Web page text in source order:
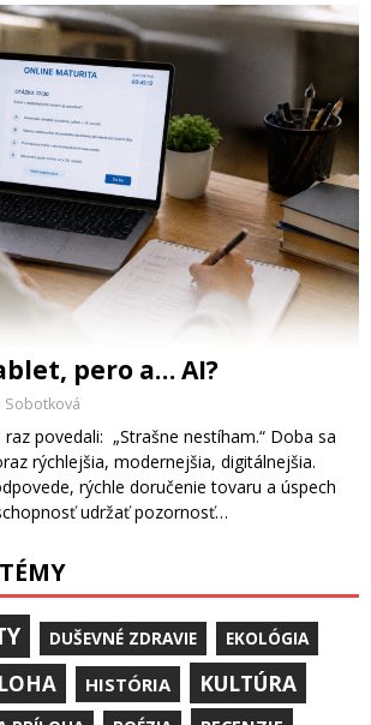
pero a… AI?
Sobotková
povedali: „Strašne nestíham.“ Doba sa
rýchlejšia, modernejšia, digitálnejšia.
rýchle doručenie tovaru a úspech
udržať pozornosť…
DUŠEVNÉ ZDRAVIE EKOLÓGIA
HISTÓRIA KULTÚRA